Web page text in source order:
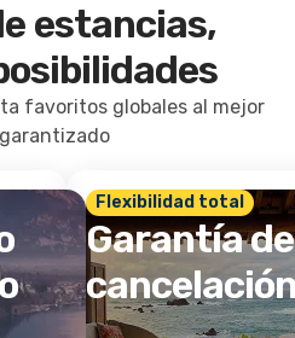
estancias,
favoritos globales al mejor
Flexibilidad total
Garantía de